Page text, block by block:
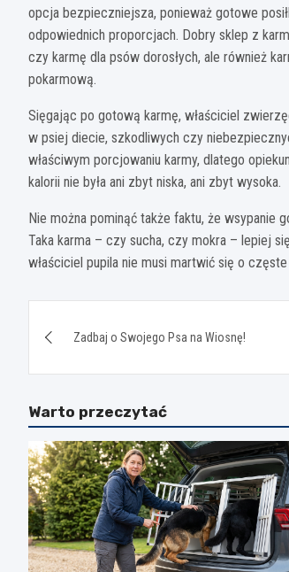
opcja bezpieczniejsza, ponieważ gotowe
odpowiednich proporcjach. Dobry sklep z
czy karmę dla psów dorosłych, ale również
pokarmową.
Sięgając po gotową karmę, właściciel
w psiej diecie, szkodliwych czy
właściwym porcjowaniu karmy, dlatego
kalorii nie była ani zbyt niska, ani zbyt wysoka.
Nie można pominąć także faktu, że wsypanie
Taka karma – czy sucha, czy mokra – lepiej
właściciel pupila nie musi martwić się o
wpisuZadbaj o Swojego Psa na Wiosnę!
Warto przeczytać